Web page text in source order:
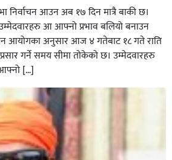
निर्वाचन आउन अब १७ दिन मात्रै बाकी छ।
उम्मेदवारहरु आ आफ्नो प्रभाव बलियो बनाउन
आयोगका अनुसार आज ४ गतेबाट १८ गते राति
गर्ने समय सीमा तोकेको छ। उम्मेदवारहरु
[…]